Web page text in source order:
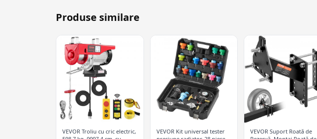
Produse similare
VEVOR Troliu cu cric electric,
VEVOR Kit universal tester
VEVOR Suport Roată de